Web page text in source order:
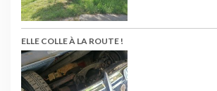
ELLE COLLE À LA ROUTE !